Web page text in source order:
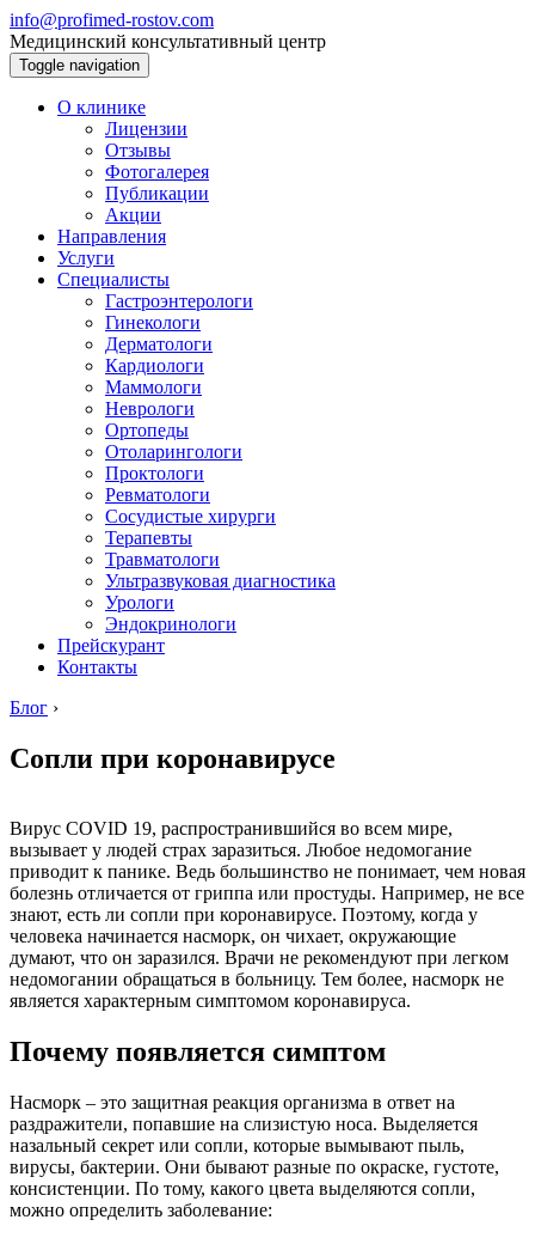
info@profimed-rostov.com
Медицинский консультативный центр
Toggle navigation
О клинике
Лицензии
Отзывы
Фотогалерея
Публикации
Акции
Направления
Услуги
Специалисты
Гастроэнтерологи
Гинекологи
Дерматологи
Кардиологи
Маммологи
Неврологи
Ортопеды
Отоларингологи
Проктологи
Ревматологи
Сосудистые хирурги
Терапевты
Травматологи
Ультразвуковая диагностика
Урологи
Эндокринологи
Прейскурант
Контакты
Блог ›
Сопли при коронавирусе
Вирус COVID 19, распространившийся во всем мире,
вызывает у людей страх заразиться. Любое недомогание
приводит к панике. Ведь большинство не понимает, чем новая
болезнь отличается от гриппа или простуды. Например, не все
знают, есть ли сопли при коронавирусе. Поэтому, когда у
человека начинается насморк, он чихает, окружающие
думают, что он заразился. Врачи не рекомендуют при легком
недомогании обращаться в больницу. Тем более, насморк не
является характерным симптомом коронавируса.
Почему появляется симптом
Насморк – это защитная реакция организма в ответ на
раздражители, попавшие на слизистую носа. Выделяется
назальный секрет или сопли, которые вымывают пыль,
вирусы, бактерии. Они бывают разные по окраске, густоте,
консистенции. По тому, какого цвета выделяются сопли,
можно определить заболевание: